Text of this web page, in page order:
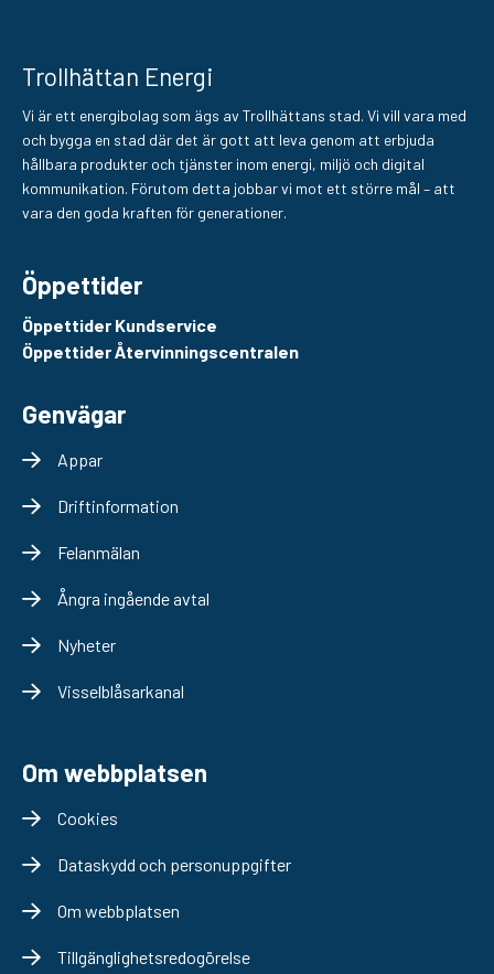
Trollhättan Energi
Vi är ett energibolag som ägs av Trollhättans stad. Vi vill vara med
och bygga en stad där det är gott att leva genom att erbjuda
hållbara produkter och tjänster inom energi, miljö och digital
kommunikation. Förutom detta jobbar vi mot ett större mål – att
vara den goda kraften för generationer.
Öppettider
Öppettider Kundservice
Öppettider Återvinningscentralen
Genvägar
Appar
Driftinformation
Felanmälan
Ångra ingående avtal
Nyheter
Visselblåsarkanal
Om webbplatsen
Cookies
Dataskydd och personuppgifter
Om webbplatsen
Tillgänglighetsredogörelse